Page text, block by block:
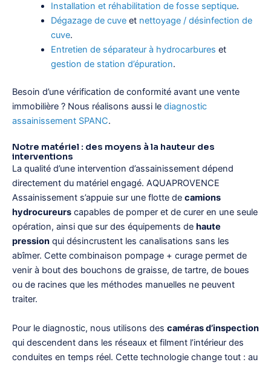
Installation et réhabilitation de fosse septique.
Dégazage de cuveet nettoyage / désinfection de
cuve.
Entretien de séparateur à hydrocarbures et
gestion de station d’épuration.
Besoin d’une vérification de conformité avant une vente
immobilière ? Nous réalisons aussi le diagnostic
assainissement SPANC.
Notre matériel : des moyens à la hauteur des
interventions
La qualité d’une intervention d’assainissement dépend
directement du matériel engagé. AQUAPROVENCE
Assainissement s’appuie sur une flotte de camions
hydrocureurs capables de pomper et de curer en une seule
opération, ainsi que sur des équipements de haute
pression qui désincrustent les canalisations sans les
abîmer. Cette combinaison pompage + curage permet de
venir à bout des bouchons de graisse, de tartre, de boues
ou de racines que les méthodes manuelles ne peuvent
traiter.
Pour le diagnostic, nous utilisons des caméras d’inspection
qui descendent dans les réseaux et filment l’intérieur des
conduites en temps réel. Cette technologie change tout : au